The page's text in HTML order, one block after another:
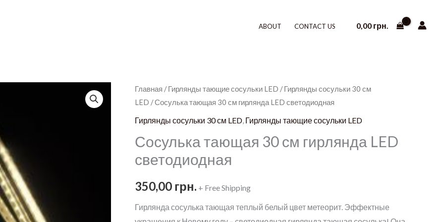
ABOUT CONTACT US 0,00 грн.
Главная /Гирлянды тающие сосульки LED /Гирлянды сосульки 30 см
LED / Сосулька тающая 30 см гирлянда LED светодиодная
Гирлянды сосульки 30 см LED Гирлянды тающие сосульки LED
Сосулька тающая 30 см гирлянда LED
светодиодная
350,00 грн. + Free Shipping
Гирлянда сосулька тающая теплый белый цвет метеорит. Эффектные